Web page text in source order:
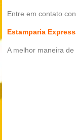
Entre em contato
Estamparia
A melhor maneira